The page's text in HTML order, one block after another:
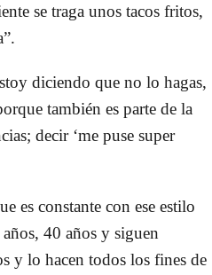
se traga unos tacos fritos,
diciendo que no lo hagas,
también es parte de la
decir ‘me puse super
es constante con ese estilo
40 años y siguen
y lo hacen todos los fines de